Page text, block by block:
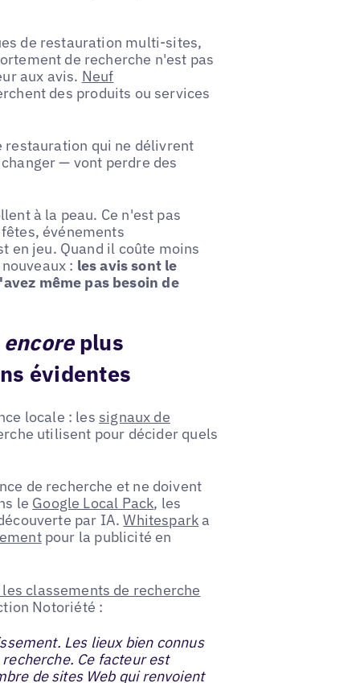
de restauration multi-sites,
de recherche n'est pas
aux avis. Neuf
des produits ou services
qui ne délivrent
— vont perdre des
à la peau. Ce n'est pas
événements
jeu. Quand il coûte moins
: les avis sont le
même pas besoin de
encoreplus
évidentes
locale : les signaux de
utilisent pour décider quels
de recherche et ne doivent
le Google Local Pack, les
par IA.Whitesparka
pour la publicité en
classements de recherche
Notoriété :
Les lieux bien connus
Ce facteur est
de sites Web qui renvoient